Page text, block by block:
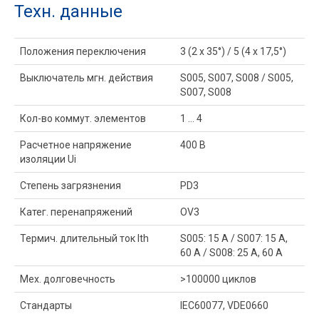
Техн. данные
Положения переключения 3 (2 x 35°) / 5 (4 x 17,5°)
Выключатель мгн. действия
S005, S007, S008 / S005,
S007, S008
Кол-во коммут. элементов 1 ... 4
Расчетное напряжение
изоляции Ui
400 В
Степень загрязнения PD3
Катег. перенапряжений OV3
Термич. длительный ток Ith
S005: 15 A / S007: 15 A,
60 A / S008: 25 A, 60 A
Мех. долговечность >100000 циклов
Стандарты IEC60077, VDE0660